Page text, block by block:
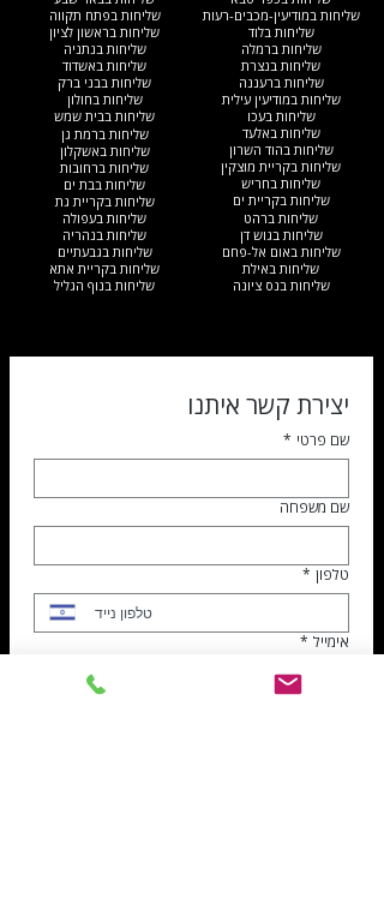
שליחות במודיעין-מכבים-רעות
שליחות בפתח תקווה
שליחות בלוד
שליחות ברמלה
שליחות בנצרת
שליחות ברעננה
שליחות במודיעין עילית
שליחות בראשון לציון
שליחות בנתניה
שליחות באשדוד
שליחות בבני ברק
שליחות בחולון
שליחות בבית שמש
שליחות בעכו
שליחות באלעד
שליחות בהוד השרון
שליחות בקריית מוצקין
שליחות בחריש
שליחות בקריית ים​
שליחות ברמת גן
שליחות באשקלון
שליחות ברחובות
שליחות בבת ים
שליחות בקריית גת
שליחות ברהט
שליחות בגוש דן
שליחות באום אל-פחם
שליחות באילת
שליחות בנס ציונה
שליחות בעפולה
שליחות בנהריה
שליחות בגבעתיים
שליחות בקריית אתא
שליחות בנוף הגליל
יצירת קשר איתנו
שם פרטי *
שם משפחה
טלפון *
אימייל *